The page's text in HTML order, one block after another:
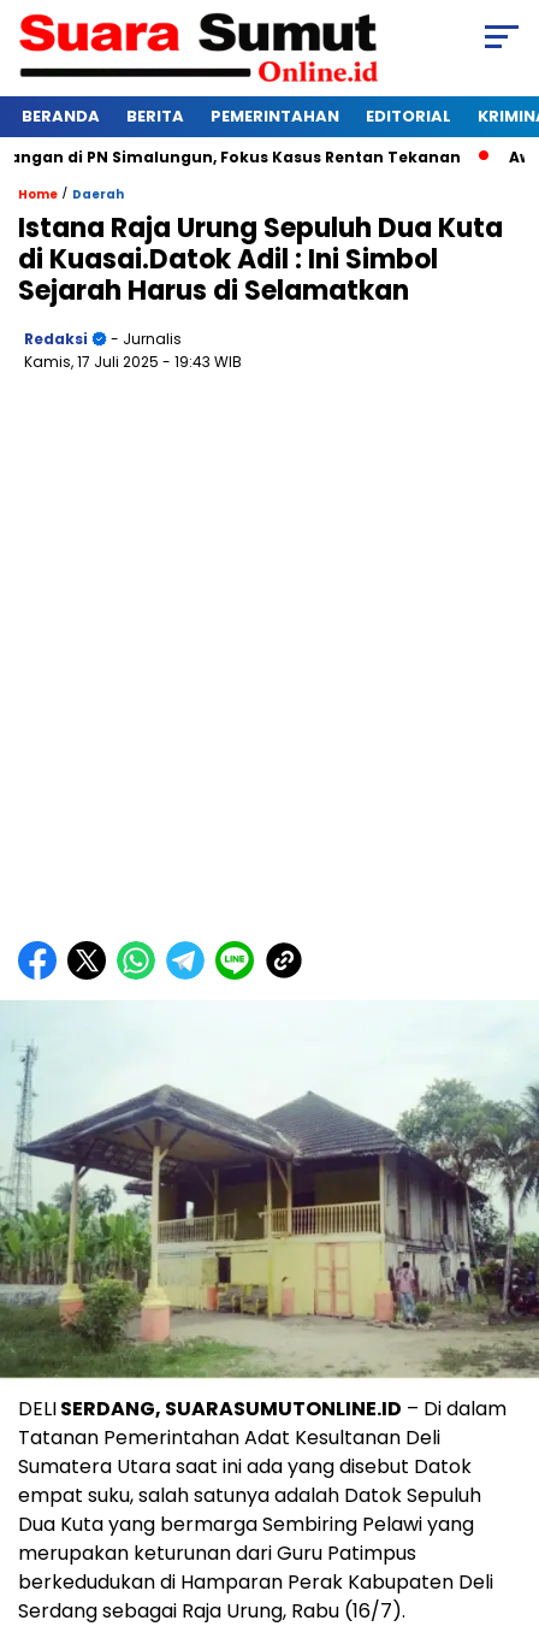
BERANDA BERITA PEMERINTAHAN EDITORIAL
di PN Simalungun, Fokus Kasus Rentan Tekanan Awas
Home / Daerah
Istana Raja Urung Sepuluh Dua Kuta
di Kuasai.Datok Adil : Ini Simbol
Sejarah Harus di Selamatkan
Redaksi
- Jurnalis
Kamis, 17 Juli 2025 - 19:43 WIB
DELISERDANG, SUARASUMUTONLINE.ID – Di dalam
Tatanan Pemerintahan Adat Kesultanan Deli
Sumatera Utara saat ini ada yang disebut Datok
empat suku, salah satunya adalah Datok Sepuluh
Dua Kuta yang bermarga Sembiring Pelawi yang
merupakan keturunan dari Guru Patimpus
berkedudukan di Hamparan Perak Kabupaten Deli
Serdang sebagai Raja Urung, Rabu (16/7).